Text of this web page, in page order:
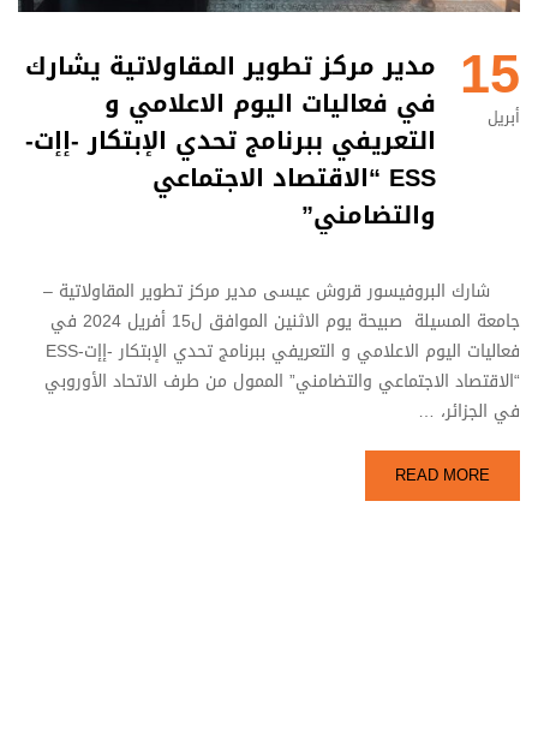
15
أبريل
مدير مركز تطوير المقاولاتية يشارك
في فعاليات اليوم الاعلامي و
التعريفي ببرنامج تحدي الإبتكار -إإت-
ESS “الاقتصاد الاجتماعي
والتضامني”
شارك البروفيسور قروش عيسى مدير مركز تطوير المقاولاتية –
جامعة المسيلة صبيحة يوم الاثنين الموافق ل15 أفريل 2024 في
فعاليات اليوم الاعلامي و التعريفي ببرنامج تحدي الإبتكار -إإت-ESS
“الاقتصاد الاجتماعي والتضامني” الممول من طرف الاتحاد الأوروبي
في الجزائر، …
READ MORE